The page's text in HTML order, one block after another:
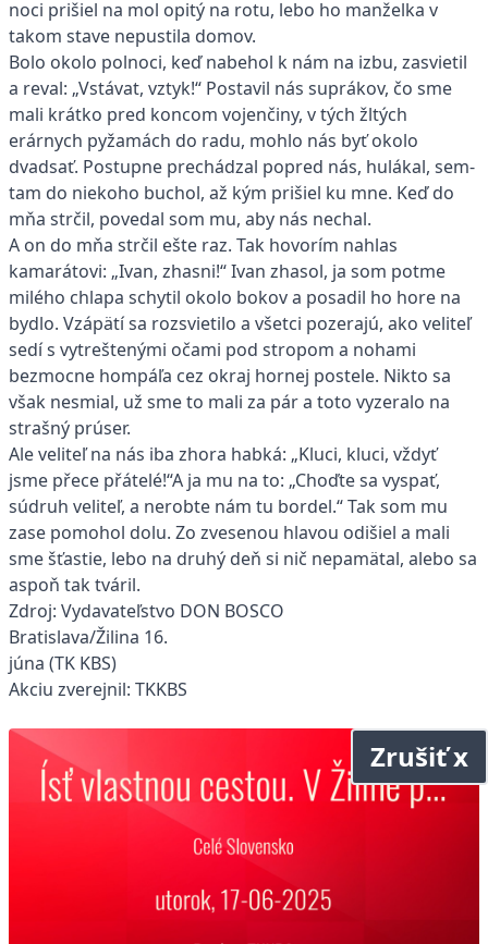
noci prišiel na mol opitý na rotu, lebo ho manželka v
takom stave nepustila domov.
Bolo okolo polnoci, keď nabehol k nám na izbu, zasvietil
a reval: „Vstávat, vztyk!“ Postavil nás suprákov, čo sme
mali krátko pred koncom vojenčiny, v tých žltých
erárnych pyžamách do radu, mohlo nás byť okolo
dvadsať. Postupne prechádzal popred nás, hulákal, sem-
tam do niekoho buchol, až kým prišiel ku mne. Keď do
mňa strčil, povedal som mu, aby nás nechal.
A on do mňa strčil ešte raz. Tak hovorím nahlas
kamarátovi: „Ivan, zhasni!“ Ivan zhasol, ja som potme
milého chlapa schytil okolo bokov a posadil ho hore na
bydlo. Vzápätí sa rozsvietilo a všetci pozerajú, ako veliteľ
sedí s vytreštenými očami pod stropom a nohami
bezmocne hompáľa cez okraj hornej postele. Nikto sa
však nesmial, už sme to mali za pár a toto vyzeralo na
strašný prúser.
Ale veliteľ na nás iba zhora habká: „Kluci, kluci, vždyť
jsme přece přátelé!“A ja mu na to: „Choďte sa vyspať,
súdruh veliteľ, a nerobte nám tu bordel.“ Tak som mu
zase pomohol dolu. Zo zvesenou hlavou odišiel a mali
sme šťastie, lebo na druhý deň si nič nepamätal, alebo sa
aspoň tak tváril.
Zdroj: Vydavateľstvo DON BOSCO
Bratislava/Žilina 16.
júna (TK KBS)
Akciu zverejnil: TKKBS
Zrušiť x